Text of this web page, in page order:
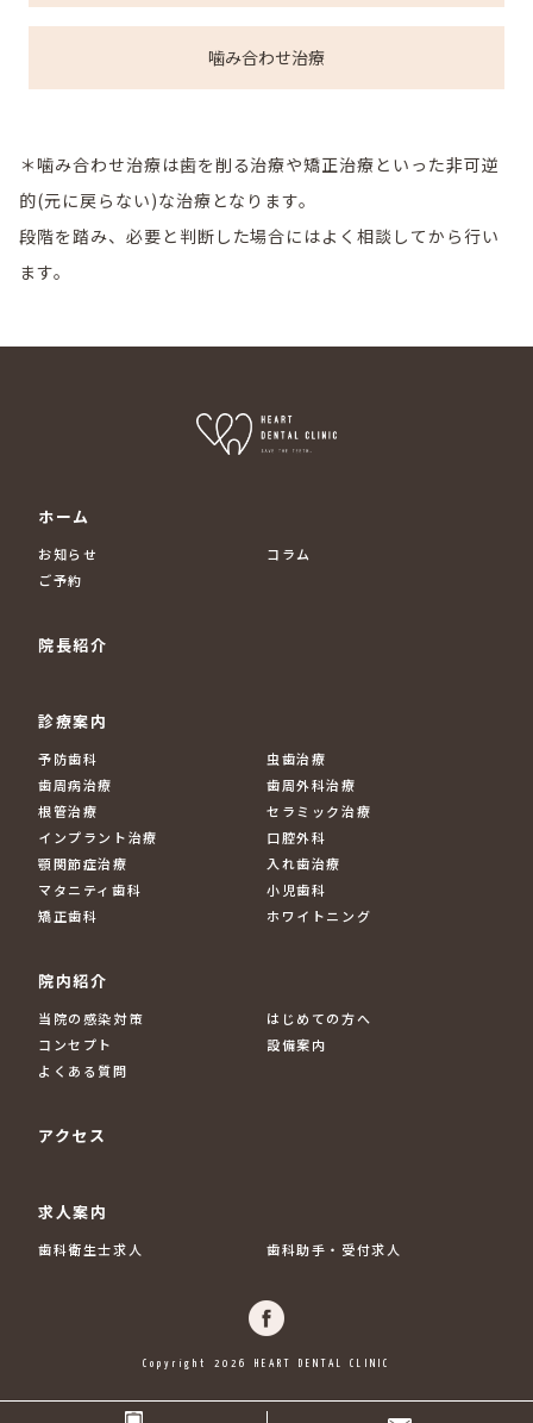
噛み合わせ治療
＊噛み合わせ治療は歯を削る治療や矯正治療といった非可逆
的(元に戻らない)な治療となります。
段階を踏み、必要と判断した場合にはよく相談してから行い
ます。
ホーム
お知らせ
コラム
ご予約
院長紹介
診療案内
予防歯科
虫歯治療
歯周病治療
歯周外科治療
根管治療
セラミック治療
インプラント治療
口腔外科
顎関節症治療
入れ歯治療
マタニティ歯科
小児歯科
矯正歯科
ホワイトニング
院内紹介
当院の感染対策
はじめての方へ
コンセプト
設備案内
よくある質問
アクセス
求人案内
歯科衛生士求人 歯科助手・受付求人
Copyright 2026 HEART DENTAL CLINIC